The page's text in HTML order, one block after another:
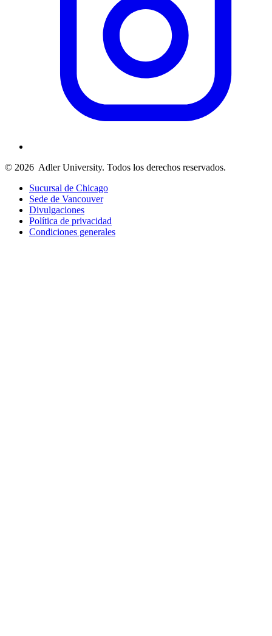
© 2026 Adler University. Todos los derechos reservados.
Sucursal de Chicago
Sede de Vancouver
Divulgaciones
Política de privacidad
Condiciones generales